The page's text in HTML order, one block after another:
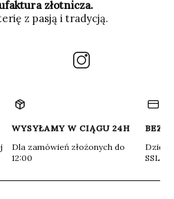
złotnicza.
z pasją i tradycją.
(Otwiera
się
WYSYŁAMY W CIĄGU 24H
Dla zamówień złożonych do
12:00
Dzięki
SSL